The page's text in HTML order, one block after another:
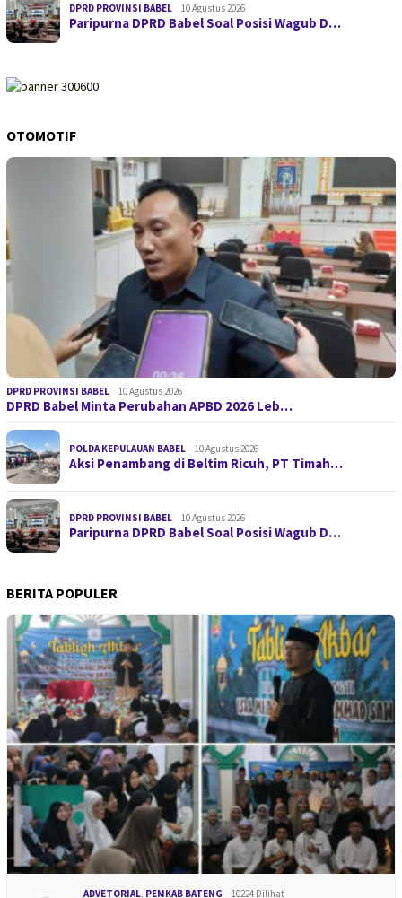
DPRD PROVINSI BABEL 10 Agustus 2026
Paripurna DPRD Babel Soal Posisi Wagub D…
OTOMOTIF
DPRD PROVINSI BABEL 10 Agustus 2026
DPRD Babel Minta Perubahan APBD 2026 Leb…
POLDA KEPULAUAN BABEL 10 Agustus 2026
Aksi Penambang di Beltim Ricuh, PT Timah…
DPRD PROVINSI BABEL 10 Agustus 2026
Paripurna DPRD Babel Soal Posisi Wagub D…
BERITA POPULER
ADVETORIAL, PEMKAB BATENG 10224 Dilihat